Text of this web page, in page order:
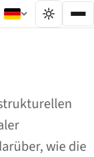
wie die